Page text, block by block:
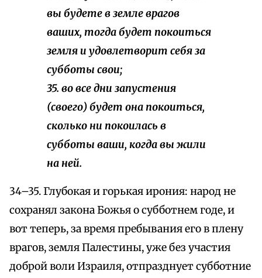
вы будете в земле врагов
ваших, тогда будет покоиться
земля и удовлетворит себя за
субботы свои;
35. во все дни запустения
(своего) будет она покоиться,
сколько ни покоилась в
субботы ваши, когда вы жили
на ней.
34–35. Глубокая и горькая ирония: народ не
сохранял закона Божья о субботнем годе, и
вот теперь, за время пребывания его в плену
врагов, земля Палестины, уже без участия
доброй воли Израиля, отпразднует субботние